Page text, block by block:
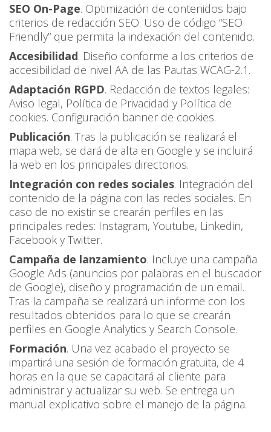
SEO On-Page. Optimización de contenidos bajo
criterios de redacción SEO. Uso de código “SEO
Friendly” que permita la indexación del contenido.
Accesibilidad. Diseño conforme a los criterios de
accesibilidad de nivel AA de las Pautas WCAG-2.1.
Adaptación RGPD. Redacción de textos legales:
Aviso legal, Política de Privacidad y Política de
cookies. Configuración banner de cookies.
Publicación. Tras la publicación se realizará el
mapa web, se dará de alta en Google y se incluirá
la web en los principales directorios.
Integración con redes sociales. Integración del
contenido de la página con las redes sociales. En
caso de no existir se crearán perfiles en las
principales redes: Instagram, Youtube, Linkedin,
Facebook y Twitter.
Campaña de lanzamiento. Incluye una campaña
Google Ads (anuncios por palabras en el buscador
de Google), diseño y programación de un email.
Tras la campaña se realizará un informe con los
resultados obtenidos para lo que se crearán
perfiles en Google Analytics y Search Console.
Formación. Una vez acabado el proyecto se
impartirá una sesión de formación gratuita, de 4
horas en la que se capacitará al cliente para
administrar y actualizar su web. Se entrega un
manual explicativo sobre el manejo de la página.